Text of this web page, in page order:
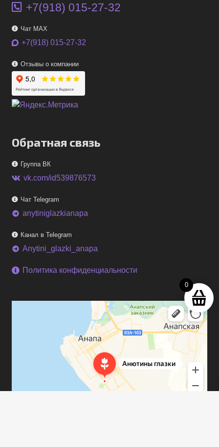
0
+7(918) 015-27-32
Чат MAX
+7(918) 015-27-32
Отзывы о компании
Обратная связь
Группа ВК
vk.com/id539876573
Чат Telegram
telegram anytiniglazkianapa
Канал в Telegram
telegram Anytini_glazki_anapa
Политика конфиденциальности